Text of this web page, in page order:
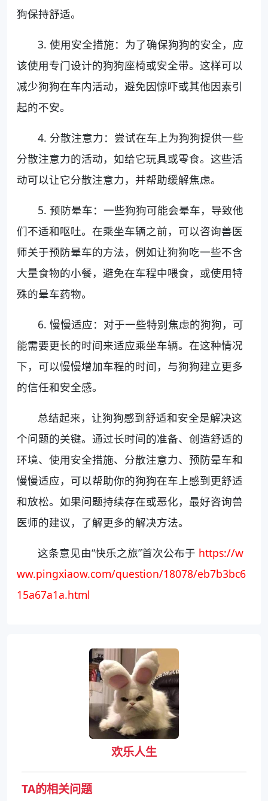
狗保持舒适。
3. 使用安全措施：为了确保狗狗的安全，应
该使用专门设计的狗狗座椅或安全带。这样可以
减少狗狗在车内活动，避免因惊吓或其他因素引
起的不安。
4. 分散注意力：尝试在车上为狗狗提供一些
分散注意力的活动，如给它玩具或零食。这些活
动可以让它分散注意力，并帮助缓解焦虑。
5. 预防晕车：一些狗狗可能会晕车，导致他
们不适和呕吐。在乘坐车辆之前，可以咨询兽医
师关于预防晕车的方法，例如让狗狗吃一些不含
大量食物的小餐，避免在车程中喂食，或使用特
殊的晕车药物。
6. 慢慢适应：对于一些特别焦虑的狗狗，可
能需要更长的时间来适应乘坐车辆。在这种情况
下，可以慢慢增加车程的时间，与狗狗建立更多
的信任和安全感。
总结起来，让狗狗感到舒适和安全是解决这
个问题的关键。通过长时间的准备、创造舒适的
环境、使用安全措施、分散注意力、预防晕车和
慢慢适应，可以帮助你的狗狗在车上感到更舒适
和放松。如果问题持续存在或恶化，最好咨询兽
医师的建议，了解更多的解决方法。
这条意见由“快乐之旅”首次公布于 https://w
ww.pingxiaow.com/question/18078/eb7b3bc6
15a67a1a.html
欢乐人生
TA的相关问题